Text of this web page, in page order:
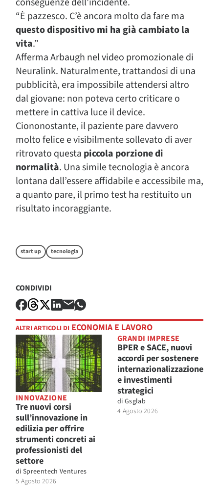
“È pazzesco. C’è ancora molto da fare ma
questo dispositivo mi ha già cambiato la
vita.”
Afferma Arbaugh nel video promozionale di
Neuralink. Naturalmente, trattandosi di una
pubblicità, era impossibile attendersi altro
dal giovane: non poteva certo criticare o
mettere in cattiva luce il device.
Ciononostante, il paziente pare davvero
molto felice e visibilmente sollevato di aver
ritrovato questa piccola porzione di
normalità. Una simile tecnologia è ancora
lontana dall’essere affidabile e accessibile ma,
a quanto pare, il primo test ha restituito un
risultato incoraggiante.
start up tecnologia
CONDIVIDI
ALTRI ARTICOLI DI ECONOMIA E LAVORO
INNOVAZIONE
Tre nuovi corsi
sull’innovazione in
edilizia per offrire
strumenti concreti ai
professionisti del
settore
di Spreentech Ventures
5 Agosto 2026
GRANDI IMPRESE
BPER e SACE, nuovi
accordi per sostenere
internazionalizzazione
e investimenti
strategici
di Gsglab
4 Agosto 2026